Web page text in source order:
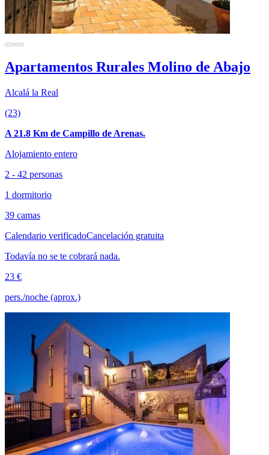
Apartamentos Rurales Molino de Abajo
Alcalá la Real
(23)
A 21.8 Km de Campillo de Arenas.
Alojamiento entero
2 - 42 personas
1 dormitorio
39 camas
Calendario verificadoCancelación gratuita
Todavía no se te cobrará nada.
23 €
pers./noche (aprox.)